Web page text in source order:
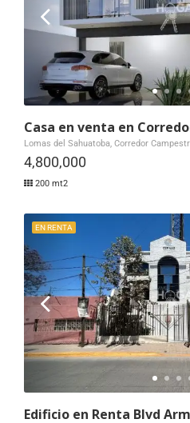
Casa en venta en
Lomas del Sahuatoba, Corredor
4,800,000
200 mt2
EN RENTA
Edificio en Renta Blvd